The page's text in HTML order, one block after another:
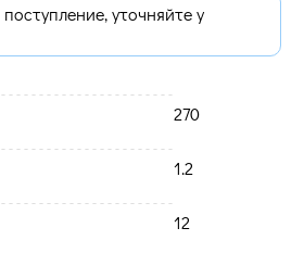
270
1.2
12